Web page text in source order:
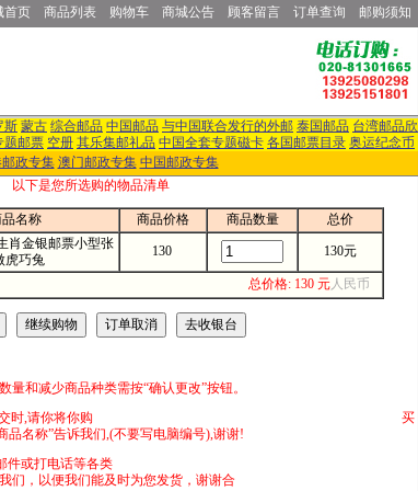
首页 商品列表 购物车 商城公告 顾客留言 订单查询 邮购须知
斯 蒙古 综合邮品 中国邮品 与中国联合发行的外邮 泰国邮品 台湾邮品欣
题邮票 空册 其乐集邮礼品 中国全套专题磁卡 各国邮票目录 奥运纪念币
政专集 澳门邮政专集 中国邮政专集
以下是您所选购的物品清单
名称 商品价格 商品数量 总价
肖金银邮票小型张
虎巧兔
130 130元
总价格: 130 元人民币
品种类需按“确认更改”按钮。
问题不能顺利递交时,请你将你购 买
品名称”告诉我们,(不要写电脑编号),谢谢!
留言，也可用发邮件或打电话等各类
们，以便我们能及时为您发货，谢谢合